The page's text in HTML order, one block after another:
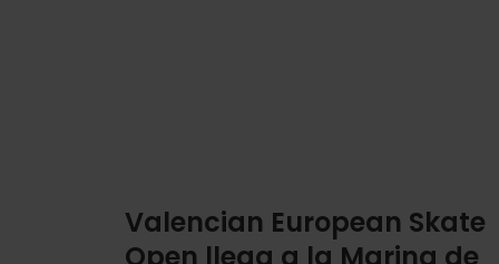
Valencian European Skate